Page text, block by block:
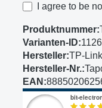
I agree to be
Produktnummer:
Varianten-ID:
Hersteller:TP-Link
Hersteller-Nr.:
EAN: